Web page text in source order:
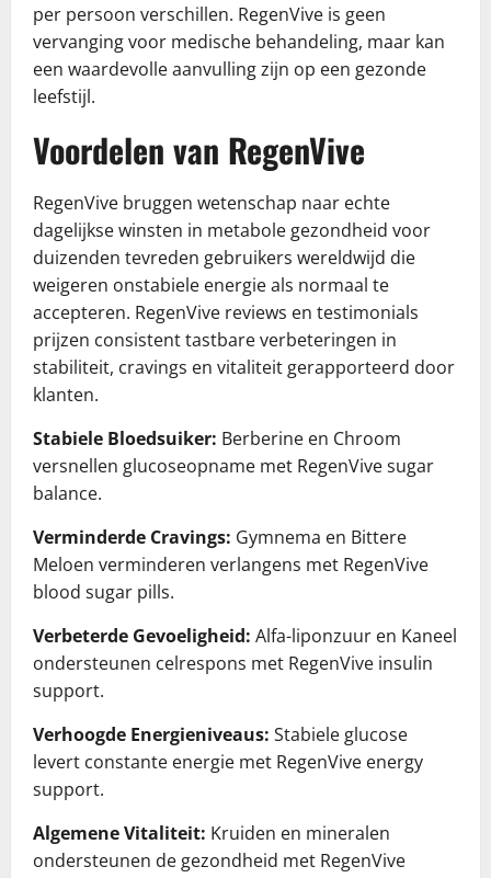
per persoon verschillen. RegenVive is geen
vervanging voor medische behandeling, maar kan
een waardevolle aanvulling zijn op een gezonde
leefstijl.
Voordelen van RegenVive
RegenVive bruggen wetenschap naar echte
dagelijkse winsten in metabole gezondheid voor
duizenden tevreden gebruikers wereldwijd die
weigeren onstabiele energie als normaal te
accepteren. RegenVive reviews en testimonials
prijzen consistent tastbare verbeteringen in
stabiliteit, cravings en vitaliteit gerapporteerd door
klanten.
Stabiele Bloedsuiker: Berberine en Chroom
versnellen glucoseopname met RegenVive sugar
balance.
Verminderde Cravings: Gymnema en Bittere
Meloen verminderen verlangens met RegenVive
blood sugar pills.
Verbeterde Gevoeligheid: Alfa-liponzuur en Kaneel
ondersteunen celrespons met RegenVive insulin
support.
Verhoogde Energieniveaus: Stabiele glucose
levert constante energie met RegenVive energy
support.
Algemene Vitaliteit: Kruiden en mineralen
ondersteunen de gezondheid met RegenVive